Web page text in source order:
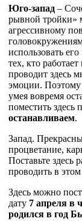
Юго-запад –
рывной тройки»
агрессивному
использовать
тех, кто
проводит здесь
эмоции. Поэтому
умея вовремя
поместить здесь
останавливаем.
Запад.
процветание,
Поставьте здесь
проводить в
Здесь можно
дату 7 апреля в
родился в год